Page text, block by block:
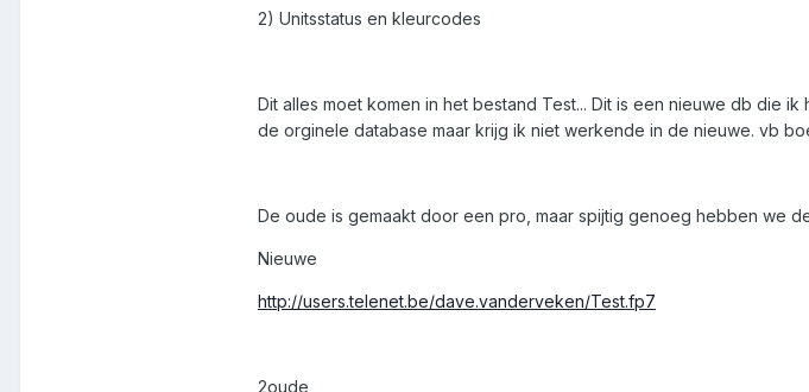
2) Unitsstatus en kleurcodes
Dit alles moet komen in het bestand Test... Dit is een nieuwe db die
de orginele database maar krijg ik niet werkende in de nieuwe. vb
De oude is gemaakt door een pro, maar spijtig genoeg hebben we
Nieuwe
http://users.telenet.be/dave.vanderveken/Test.fp7
2oude